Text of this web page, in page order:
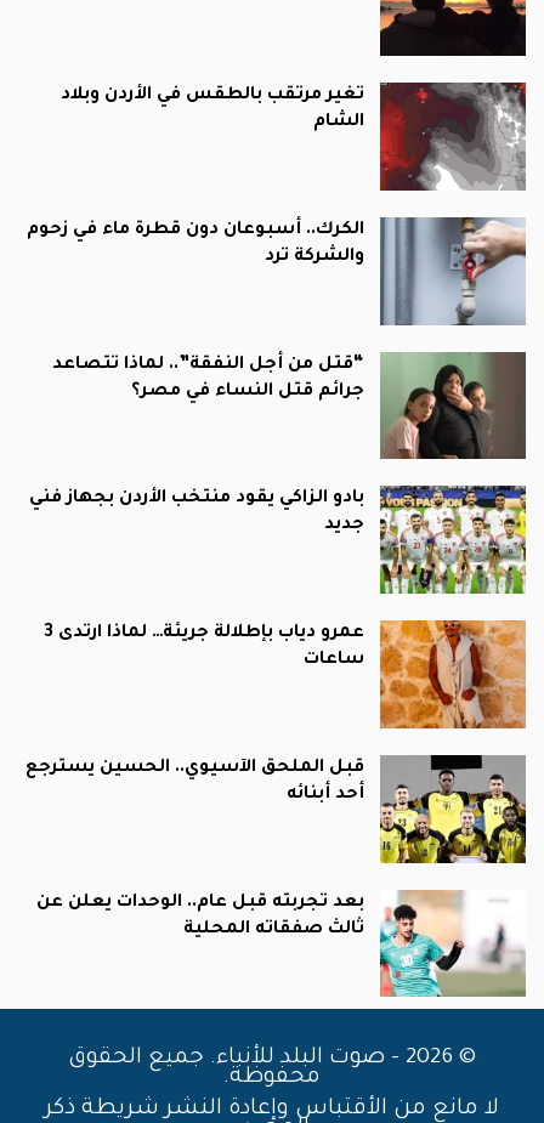
تغير مرتقب بالطقس في الأردن وبلاد
الشام
الكرك.. أسبوعان دون قطرة ماء في زحوم
والشركة ترد
“قتل من أجل النفقة”.. لماذا تتصاعد
جرائم قتل النساء في مصر؟
بادو الزاكي يقود منتخب الأردن بجهاز فني
جديد
عمرو دياب بإطلالة جريئة… لماذا ارتدى 3
ساعات
قبل الملحق الآسيوي.. الحسين يسترجع
أحد أبنائه
بعد تجربته قبل عام.. الوحدات يعلن عن
ثالث صفقاته المحلية
© 2026 - صوت البلد للأنباء. جميع الحقوق
محفوظة.
لا مانع من الأقتباس وإعادة النشر شريطة ذكر